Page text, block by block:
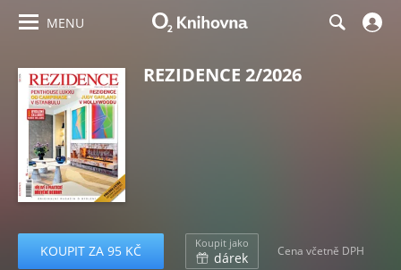
MENU
REZIDENCE 2/2026
KOUPIT ZA 95 KČ Koupit jako
dárek Cena včetně DPH